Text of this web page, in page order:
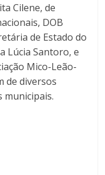
Cilene, de
DOB
de Estado do
Lúcia Santoro, e
Mico-Leão-
de diversos
municipais.